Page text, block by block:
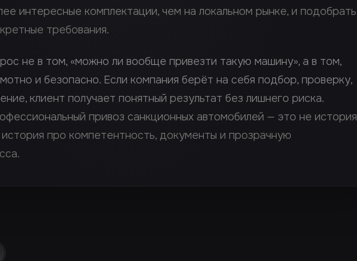
интересные комплектации, чем на локальном рынке, и подобрать
требования.
не в том, «можно ли вообще привезти такую машину», а в том,
и безопасно. Если компания берёт на себя подбор, проверку,
клиент получает понятный результат без лишнего риска.
привоз санкционных автомобилей — это не история
про компетентность, документы и прозрачную